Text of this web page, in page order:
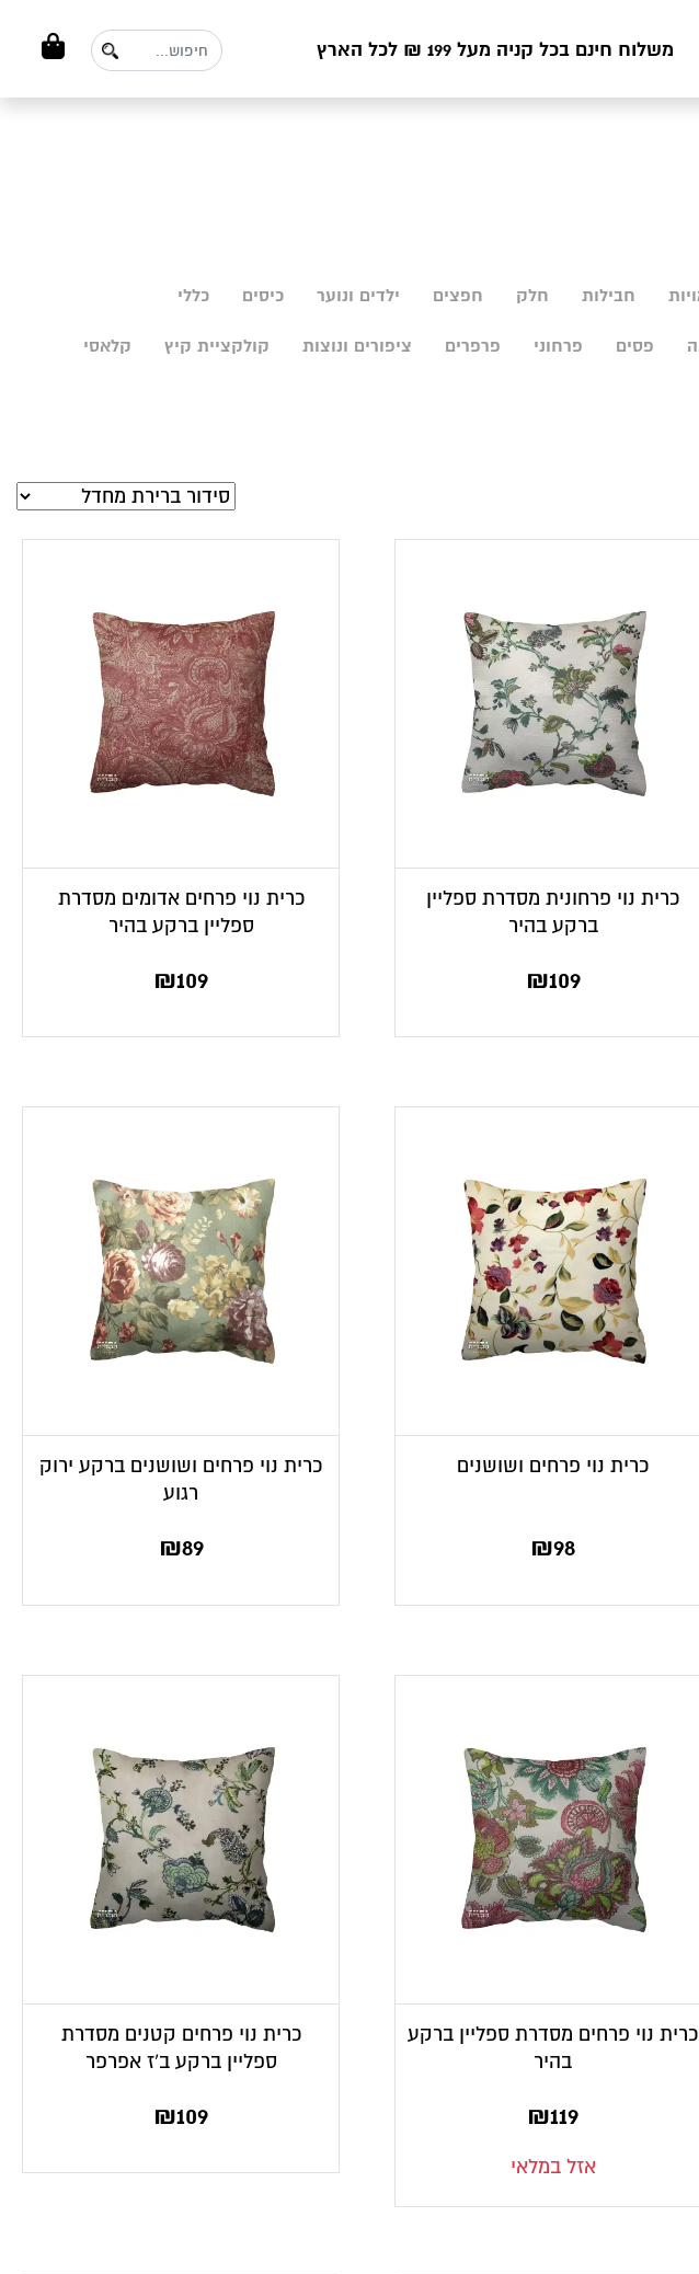
משלוח חינם בכל קניה מעל 199 ₪ לכל הארץ
חבילות חלק חפצים ילדים ונוער כיסים כללי
פסים פרחוני פרפרים ציפורים ונוצות קולקציית קיץ קלאסי
כרית נוי פרחונית מסדרת ספליין
ברקע בהיר
₪109
כרית נוי פרחים אדומים מסדרת
ספליין ברקע בהיר
₪109
כרית נוי פרחים ושושנים
₪98
כרית נוי פרחים ושושנים ברקע ירוק
רגוע
₪89
כרית נוי פרחים מסדרת ספליין ברקע
בהיר
₪119
אזל במלאי
כרית נוי פרחים קטנים מסדרת
ספליין ברקע ב’ז אפרפר
₪109